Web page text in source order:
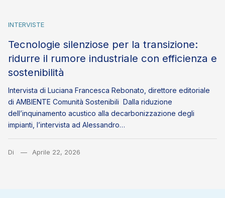
INTERVISTE
Tecnologie silenziose per la transizione:
ridurre il rumore industriale con efficienza e
sostenibilità
Intervista di Luciana Francesca Rebonato, direttore editoriale
di AMBIENTE Comunità Sostenibili Dalla riduzione
dell’inquinamento acustico alla decarbonizzazione degli
impianti, l’intervista ad Alessandro…
Di Aprile 22, 2026